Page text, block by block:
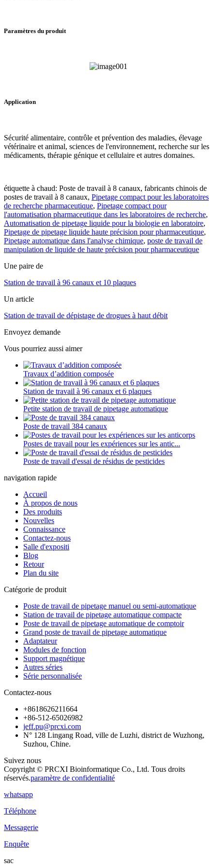
Paramètres du produit
Application
Sécurité alimentaire, contrôle et prévention des maladies, élevage
vétérinaire et animal, sciences de l'environnement, recherche sur les
médicaments, thérapie génique et cellulaire et autres domaines.
étiquette à chaud: Poste de travail à 8 canaux, fabricants chinois de
postes de travail à 8 canaux, Pipetage compact pour les laboratoires
de recherche pharmaceutique, Pipetage compact pour
l'automatisation pharmaceutique dans les laboratoires de recherche,
Automatisation de pipetage liquide pour la biologie en laboratoire,
Pipetage de pipetage liquide haute précision pour pharmaceutique,
Pipetage automatique dans l'analyse chimique, poste de travail de
manipulation de liquide de haute précision pour pharmaceutique
Une paire de
Station de travail à 96 canaux et 10 plaques
Un article
Station de travail de dépistage de drogues à haut débit
Envoyez demande
Vous pourriez aussi aimer
Travaux d’addition composée
Station de travail à 96 canaux et 6 plaques
Petite station de travail de pipetage automatique
Poste de travail 384 canaux
Postes de travail pour les expériences sur les antic...
Poste de travail d'essai de résidus de pesticides
navigation rapide
Accueil
À propos de nous
Des produits
Nouvelles
Connaissance
Contactez-nous
Salle d'expositi
Blog
Retour
Plan du site
Catégorie de produit
Poste de travail de pipetage manuel ou semi-automatique
Station de travail de pipetage automatique compacte
Poste de travail de pipetage automatique de comptoir
Grand poste de travail de pipetage automatique
Adaptateur
Modules de fonction
Support magnétique
Autres séries
Série personnalisée
Contactez-nous
+8618626211664
+86-512-65026982
jeff.pu@prcxi.com
N° 128 Lingang Road, ville de Luzhi, district de Wuzhong,
Suzhou, Chine.
Suivez nous
Copyright © PRCXI Bioinformatique Co., Ltd. Tous droits
réservés.paramètre de confidentialité
whatsapp
Téléphone
Messagerie
Enquête
sac